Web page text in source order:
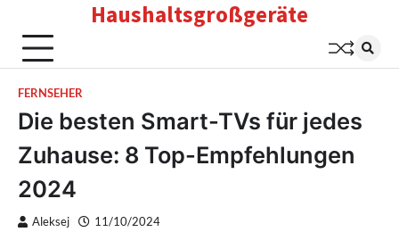
content
Haushaltsgroßgeräte
FERNSEHER
Die besten Smart-TVs für jedes
Zuhause: 8 Top-Empfehlungen
2024
Aleksej 11/10/2024